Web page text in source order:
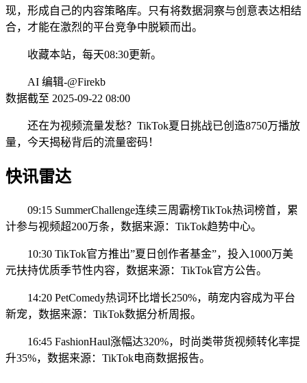
现，形成自己的内容策略库。只有将数据洞察与创意表达相结
合，才能在激烈的平台竞争中脱颖而出。
收藏本站，每天08:30更新。
AI 编辑-@Firekb
数据截至 2025-09-22 08:00
还在为视频流量发愁？TikTok夏日挑战已创造8750万播放
量，今天揭秘背后的流量密码！
快讯雷达
09:15 SummerChallenge连续三周霸榜TikTok热词榜首，累
计参与视频超200万条，数据来源：TikTok趋势中心。
10:30 TikTok官方推出”夏日创作者基金”，投入1000万美
元扶持优质季节性内容，数据来源：TikTok官方公告。
14:20 PetComedy热词环比增长250%，萌宠内容成为平台
新宠，数据来源：TikTok数据分析周报。
16:45 FashionHaul涨幅达320%，时尚类带货视频转化率提
升35%，数据来源：TikTok电商数据报告。